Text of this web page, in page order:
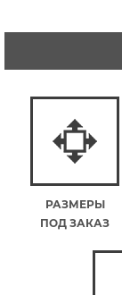
РАЗМЕРЫ
ПОД ЗАКАЗ